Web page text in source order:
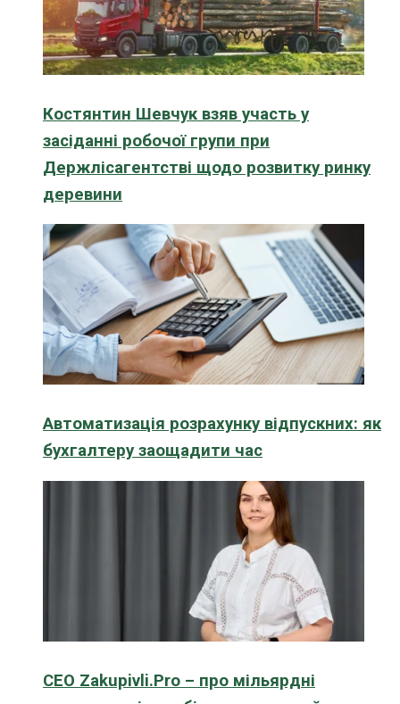
Костянтин Шевчук взяв участь у
засіданні робочої групи при
Держлісагентстві щодо розвитку ринку
деревини
Автоматизація розрахунку відпускних: як
бухгалтеру заощадити час
CEO Zakupivli.Pro – про мільярдні